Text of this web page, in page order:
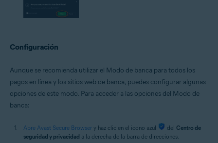
Configuración
Aunque se recomienda utilizar el Modo de banca para todos los
pagos en línea y los sitios web de banca, puedes configurar algunas
opciones de este modo. Para acceder a las opciones del Modo de
banca:
Abre Avast Secure Browser y haz clic en el icono azul del Centro de
seguridad y privacidad a la derecha de la barra de direcciones.